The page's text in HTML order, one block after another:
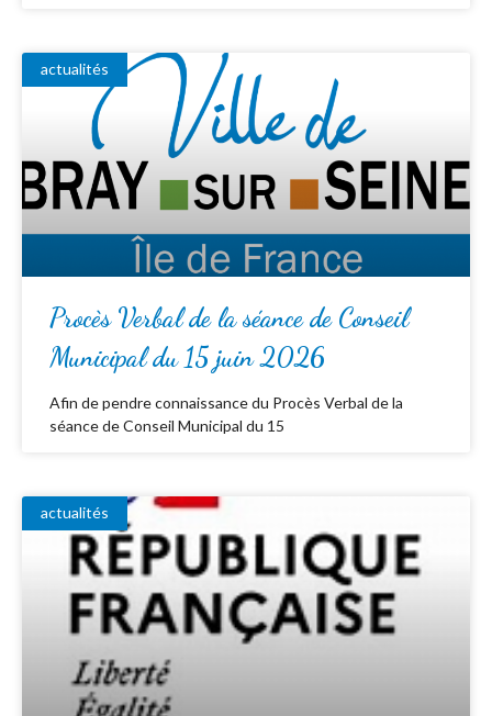
actualités
Procès Verbal de la séance de Conseil
Municipal du 15 juin 2026
Afin de pendre connaissance du Procès Verbal de la
séance de Conseil Municipal du 15
actualités